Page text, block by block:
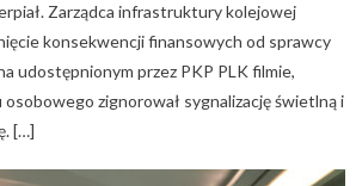
Zarządca infrastruktury kolejowej
konsekwencji finansowych od sprawcy
udostępnionym przez PKP PLK filmie,
zignorował sygnalizację świetlną i
[…]